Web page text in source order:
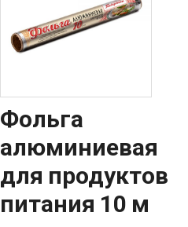
Фольга
алюминиевая
для продуктов
питания 10 м